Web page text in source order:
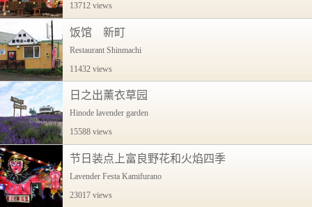
13712 views
饭馆 新町
Restaurant Shinmachi
11432 views
日之出薰衣草园
Hinode lavender garden
15588 views
节日装点上富良野花和火焰四季
Lavender Festa Kamifurano
23017 views